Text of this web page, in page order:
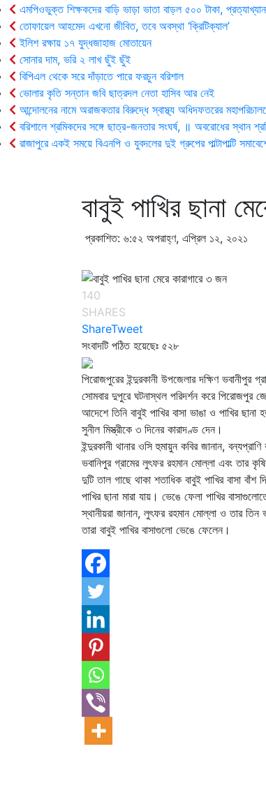
এমপিওভুক্ত শিক্ষকদের বাড়ি ভাড়া ভাতা বাড়ল ৫০০ টাকা, প্রত্যাখ্যান
তোফায়েল আহমেদ এখনো জীবিত, তবে অবস্থা ‘ক্রিটিক্যাল’
ইলিশ রক্ষায় ১৭ যুদ্ধজাহাজ মোতায়েন
সোনার দাম, ভরি ২ লাখ ছুঁই ছুঁই
বিপিএল থেকে সরে দাঁড়াতে পারে ফরচুন বরিশাল
ভোলার কৃ‌তি সন্তান জবি ছাত্রদল নেতা হাসিব আর নেই
আন্দোলনের নামে অরাজকতার বিরুদ্ধে স্বাস্থ্য অধিদফতরের
বরিশালে শ্রমিকদের সঙ্গে ছাত্র-জনতার সংঘর্ষ, ॥ অবরোধের স্থান
রাজাপুরে একই সময়ে বিএনপি ও যুবদলের দুই গ্রুপের পাল্টাপাল্টি
বাবুই পাখির ছানা
প্রকাশিত: ৬:৫২ অপরাহ্ণ, এপ্রিল ১২, ২০২১
140
SHARES
ShareTweet
সংবাদটি পঠিত হয়েছেঃ ৫২৮
পিরোজপুরের ইন্দুরকানী উপজেলার দক্ষিণ ভবানীপুর
সোমবার দুপুরে ঘটনাস্থল পরিদর্শন করে পিরোজপুর
আদেশে তিনি বাবুই পাখির বাসা ভাঙা ও পাখির
সুনীল মিস্ত্রীকে ৩ দিনের কারাদণ্ড দেন।
ইন্দুরকানী থানার ওসি হুমায়ুন কবির জানান,
ভবানিপুর গ্রামের লুৎফর রহমান মোল্লা এবং তার
দুটি তাল গাছে থাকা শতাধিক বাবুই পাখির বাসা
পাখির ছানা মারা যায়। ভেঙে ফেলা পাখির
স্থানীয়রা জানান, লুৎফর রহমান মোল্লা ও তার
তারা বাবুই পাখির বাসাগুলো ভেঙে ফেলেন।